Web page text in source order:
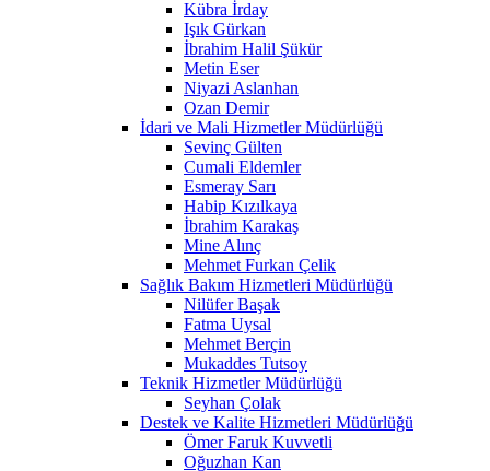
Kübra İrday
Işık Gürkan
İbrahim Halil Şükür
Metin Eser
Niyazi Aslanhan
Ozan Demir
İdari ve Mali Hizmetler Müdürlüğü
Sevinç Gülten
Cumali Eldemler
Esmeray Sarı
Habip Kızılkaya
İbrahim Karakaş
Mine Alınç
Mehmet Furkan Çelik
Sağlık Bakım Hizmetleri Müdürlüğü
Nilüfer Başak
Fatma Uysal
Mehmet Berçin
Mukaddes Tutsoy
Teknik Hizmetler Müdürlüğü
Seyhan Çolak
Destek ve Kalite Hizmetleri Müdürlüğü
Ömer Faruk Kuvvetli
Oğuzhan Kan